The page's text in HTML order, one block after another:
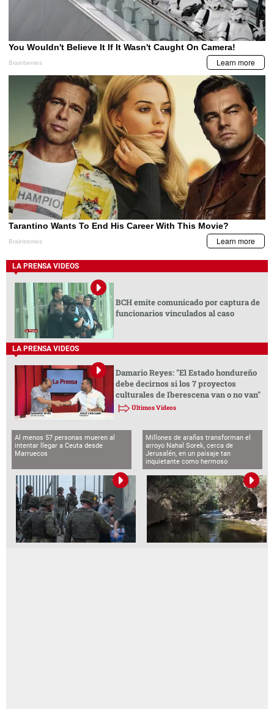
LA PRENSA VIDEOS
BCH emite comunicado por captura de
funcionarios vinculados al caso
LA PRENSA VIDEOS
Damario Reyes: "El Estado hondureño
debe decirnos si los 7 proyectos
culturales de Iberescena van o no van"
Últimos Videos
Al menos 57 personas mueren al
intentar llegar a Ceuta desde
Marruecos
Millones de arañas transforman el
arroyo Nahal Sorek, cerca de
Jerusalén, en un paisaje tan
inquietante como hermoso